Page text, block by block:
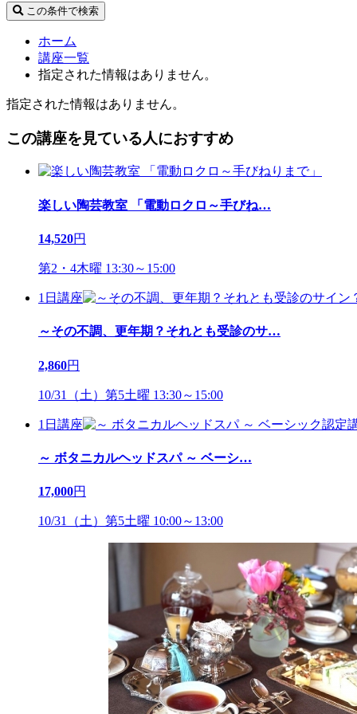
この条件で検索
ホーム
講座一覧
指定された情報はありません。
指定された情報はありません。
この講座を見ている人におすすめ
楽しい陶芸教室 「電動ロクロ～手びね…
14,520円
第2・4木曜 13:30～15:00
1日講座
～その不調、更年期？それとも受診のサ…
2,860円
10/31（土）第5土曜 13:30～15:00
1日講座
～ ボタニカルヘッドスパ ～ ベーシ…
17,000円
10/31（土）第5土曜 10:00～13:00